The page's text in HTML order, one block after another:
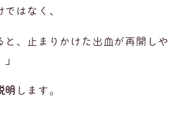
はなく、
と、止まりかけた出血が再開しや
明 します。